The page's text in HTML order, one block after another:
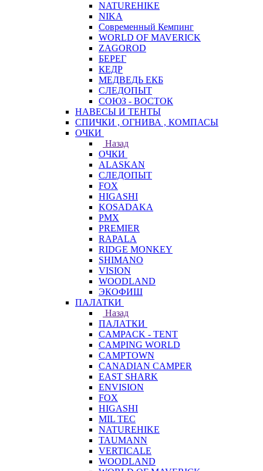
NATUREHIKE
NIKA
Современный Кемпинг
WORLD OF MAVERICK
ZAGOROD
БЕРЕГ
КЕДР
МЕДВЕДЬ ЕКБ
СЛЕДОПЫТ
СОЮЗ - ВОСТОК
НАВЕСЫ И ТЕНТЫ
СПИЧКИ , ОГНИВА , КОМПАСЫ
ОЧКИ
Назад
ОЧКИ
ALASKAN
СЛЕДОПЫТ
FOX
HIGASHI
KOSADAKA
PMX
PREMIER
RAPALA
RIDGE MONKEY
SHIMANO
VISION
WOODLAND
ЭКОФИШ
ПАЛАТКИ
Назад
ПАЛАТКИ
CAMPACK - TENT
CAMPING WORLD
CAMPTOWN
CANADIAN CAMPER
EAST SHARK
ENVISION
FOX
HIGASHI
MIL TEC
NATUREHIKE
TAUMANN
VERTICALE
WOODLAND